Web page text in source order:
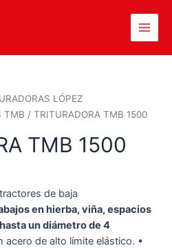
LÓPEZ
TMB / TRITURADORA TMB 1500
TMB 1500
de baja
en hierba, viña, espacios
un diámetro de 4
acero de alto límite elástico. •